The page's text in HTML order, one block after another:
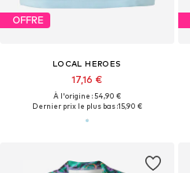
OFFRE
LOCAL HEROES
17,16 €
À l'origine : 54,90 €
Dernier prix le plus bas :15,90 €